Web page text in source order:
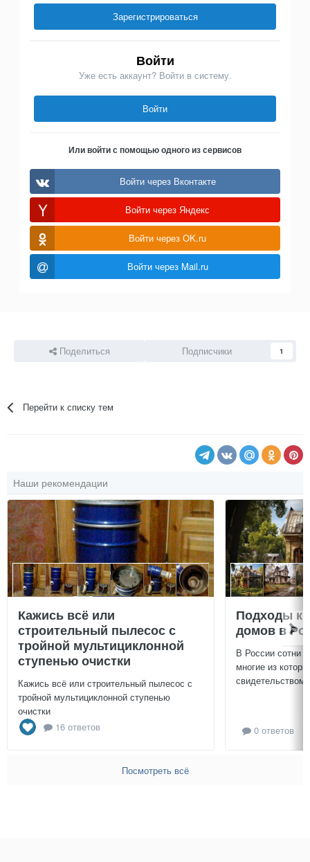
Зарегистрироваться
Войти
Уже есть аккаунт? Войти в систему.
Войти
Или войти с помощью одного из сервисов
Войти через Вконтакте
Войти через Яндекс
Войти через OK.ru
Войти через Mail.ru
Поделиться Подписчики 1
Перейти к списку тем
Наши рекомендации
Кажись всё или
строительный пылесос с
тройной мультициклонной
ступенью очистки
Кажись всё или строительный пылесос с
тройной мультициклонной ступенью
очистки
16 ответов
Подходы к
домов в
В России сотни
многие из
свидетельством
0 ответов
Посмотреть всё